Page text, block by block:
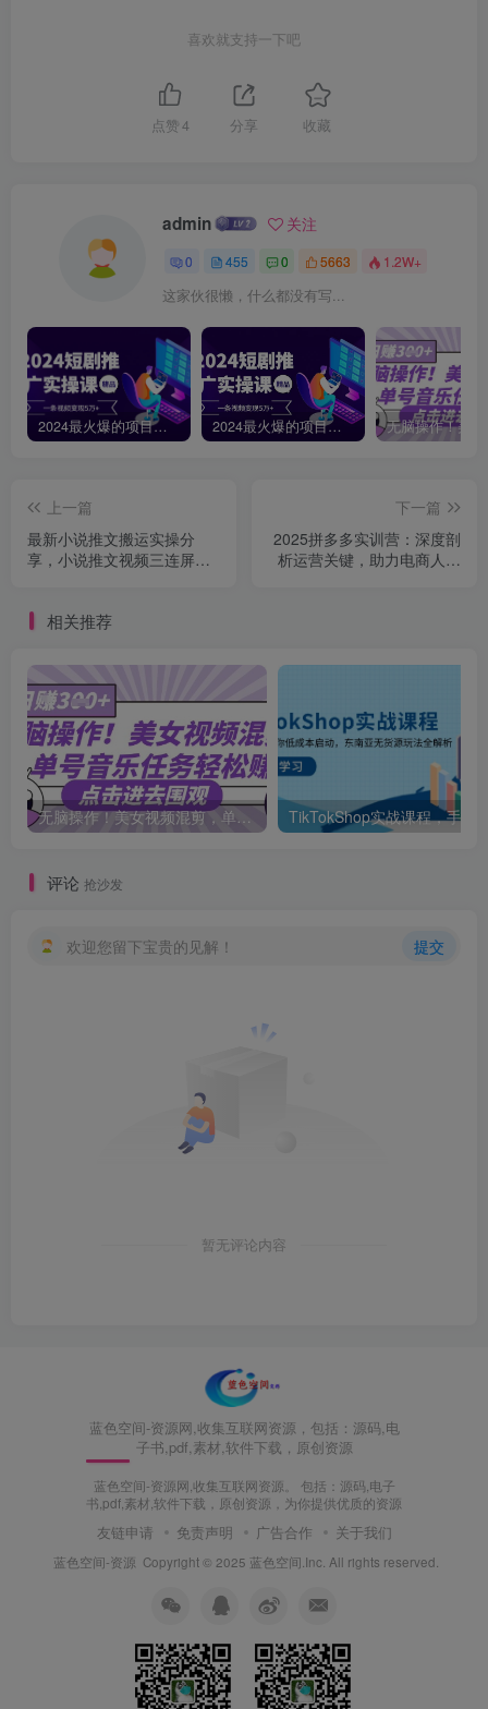
喜欢就支持一下吧
点赞 4 分享 收藏
admin 关注
0 455 0 5663 1.2W+
这家伙很懒，什么都没有写...
2024最火爆的项目短剧推广实操课，一条视频变现5万+【附软件工具】 2024最火爆的项目短剧推广实操课 一条视频变现5万+(附软件工具
上一篇
最新小说推文搬运实操分
享，小说推文视频三连屏搬
下一篇
2025拼多多实训营：深度剖
析运营关键，助力电商人快
相关推荐
无脑操作！美女视频混剪，单号音乐任务轻松日入3张+
评论 抢沙发
欢迎您留下宝贵的见解！ 提交
暂无评论内容
蓝色空间-资源网,收集互联网资源，包括：源码,电
子书,pdf,素材,软件下载，原创资源
蓝色空间-资源网,收集互联网资源。 包括：源码,电子
书,pdf,素材,软件下载，原创资源，为你提供优质的资源
友链申请 免责声明 广告合作 关于我们
蓝色空间-资源 Copyright © 2025 蓝色空间.Inc. All rights reserved.